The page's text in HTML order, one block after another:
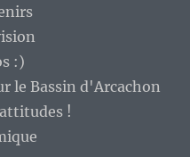
:)
le Bassin d'Arcachon
!